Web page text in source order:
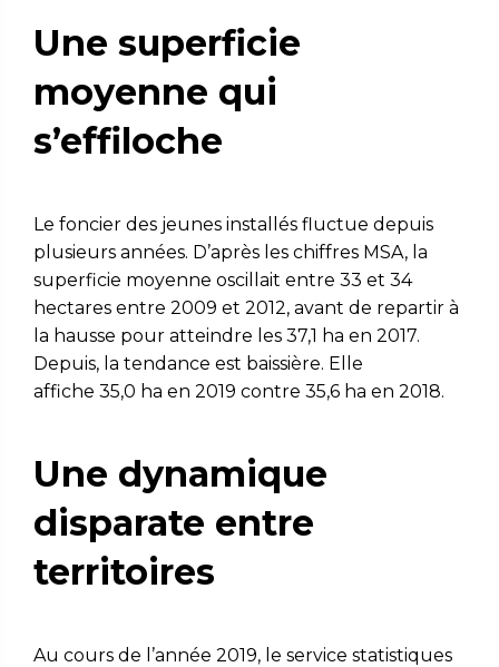
Une superficie
moyenne qui
s’effiloche
Le foncier des jeunes installés fluctue depuis
plusieurs années. D’après les chiffres MSA, la
superficie moyenne oscillait entre 33 et 34
hectares entre 2009 et 2012, avant de repartir à
la hausse pour atteindre les 37,1 ha en 2017.
Depuis, la tendance est baissière. Elle
affiche 35,0 ha en 2019 contre 35,6 ha en 2018.
Une dynamique
disparate entre
territoires
Au cours de l’année 2019, le service statistiques